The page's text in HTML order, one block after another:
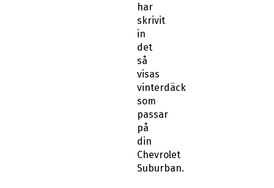
har
skrivit
in
det
så
visas
vinterdäck
som
passar
på
din
Chevrolet
Suburban.